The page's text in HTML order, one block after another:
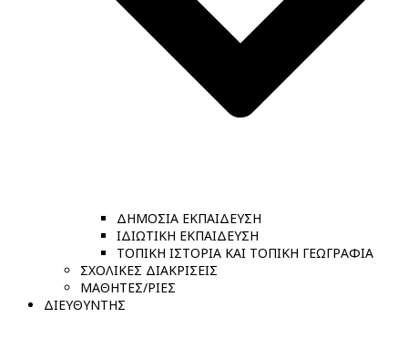
ΔΗΜΟΣΙΑ ΕΚΠΑΙΔΕΥΣΗ
ΙΔΙΩΤΙΚΗ ΕΚΠΑΙΔΕΥΣΗ
ΤΟΠΙΚΗ ΙΣΤΟΡΙΑ ΚΑΙ ΤΟΠΙΚΗ ΓΕΩΓΡΑΦΙΑ
ΣΧΟΛΙΚΕΣ ΔΙΑΚΡΙΣΕΙΣ
ΜΑΘΗΤΕΣ/ΡΙΕΣ
ΔΙΕΥΘΥΝΤΗΣ